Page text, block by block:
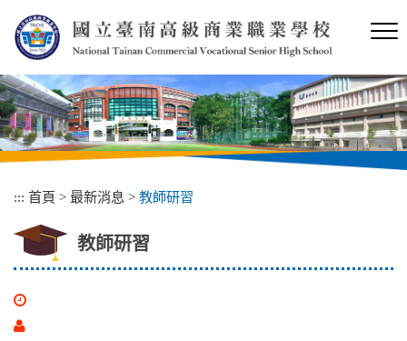
內
容
區
塊
::: 首頁 > 最新消息 > 教師研習
教師研習